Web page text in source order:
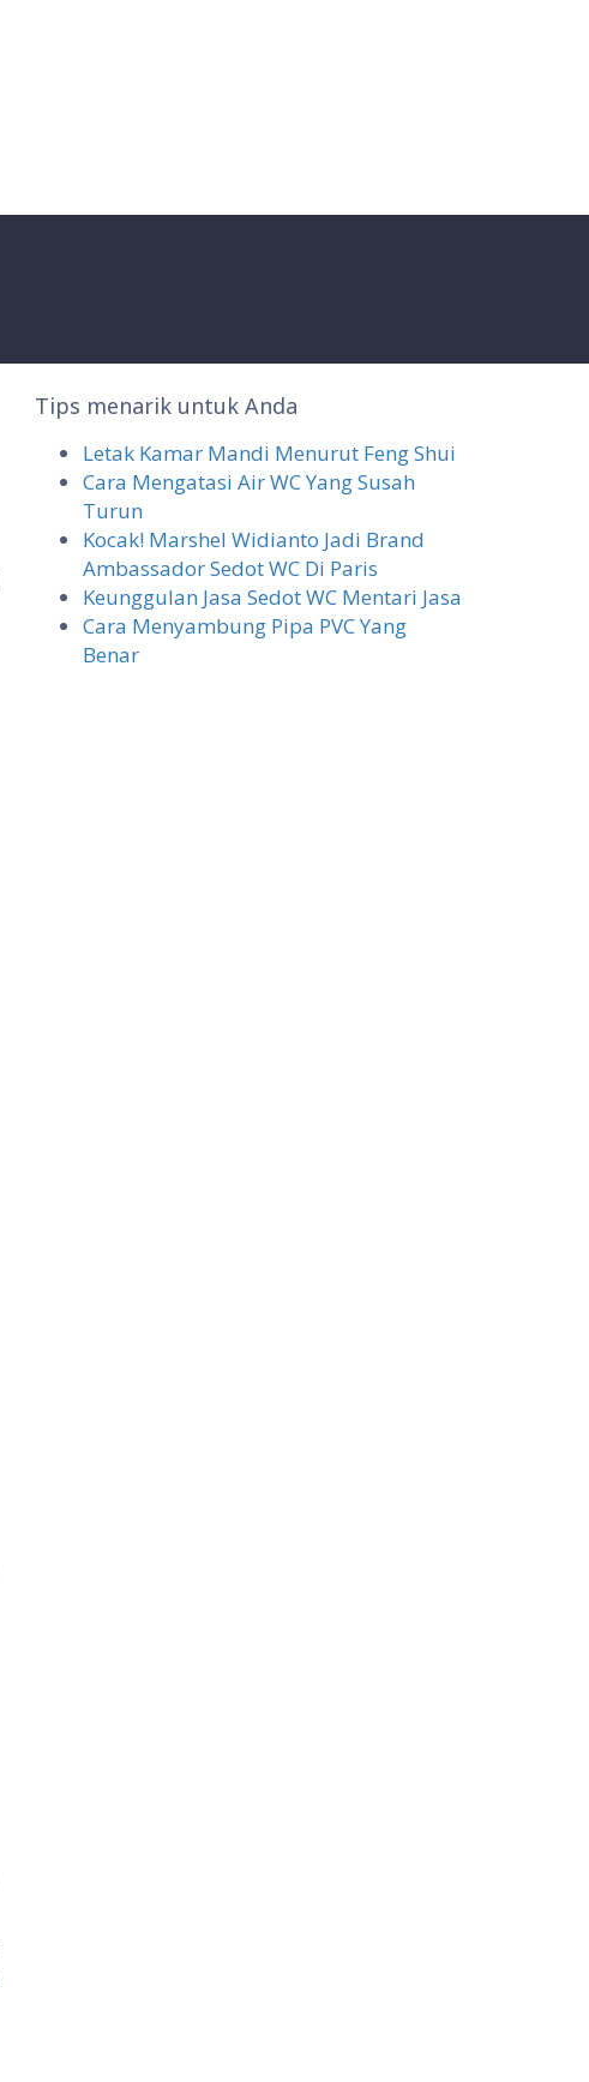
Tips menarik untuk Anda
Letak Kamar Mandi Menurut Feng Shui
Cara Mengatasi Air WC Yang Susah
Turun
Kocak! Marshel Widianto Jadi Brand
Ambassador Sedot WC Di Paris
Keunggulan Jasa Sedot WC Mentari Jasa
Cara Menyambung Pipa PVC Yang
Benar